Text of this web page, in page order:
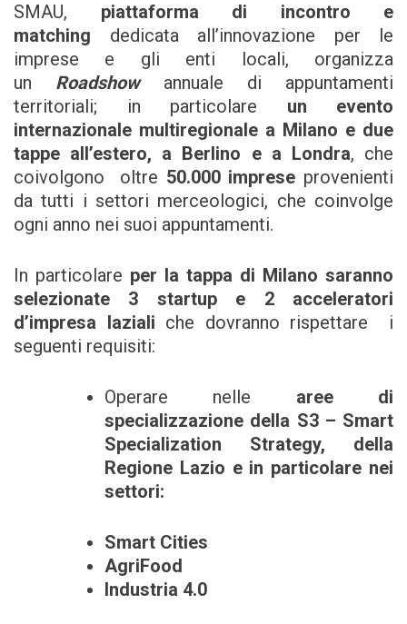
SMAU, piattaforma di incontro e
matching dedicata all’innovazione per le
imprese e gli enti locali, organizza
un Roadshowannuale di appuntamenti
territoriali; in particolare un evento
internazionale multiregionale a Milano e due
tappe all’estero, a Berlino e a Londra, che
coivolgono oltre 50.000 imprese provenienti
da tutti i settori merceologici, che coinvolge
ogni anno nei suoi appuntamenti.
In particolare per la tappa di Milano saranno
selezionate 3 startup e 2 acceleratori
d’impresa laziali che dovranno rispettare i
seguenti requisiti:
Operare nelle aree di
specializzazione della S3 – Smart
Specialization Strategy, della
Regione Lazio e in particolare nei
settori:
Smart Cities
AgriFood
Industria 4.0